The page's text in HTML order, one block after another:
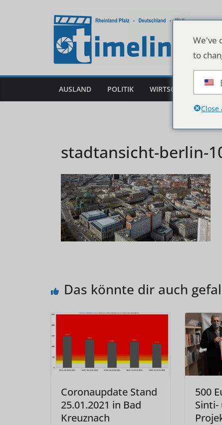
AUSLAND POLITIK WIRTSCHAFT
stadtansicht-berlin-
Das könnte dir auch
Coronaupdate Stand
25.01.2021 in Bad
Kreuznach
500
Sinti-
We've
to